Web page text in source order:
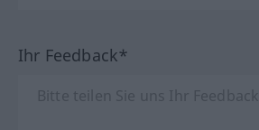
Ihr Feedback*